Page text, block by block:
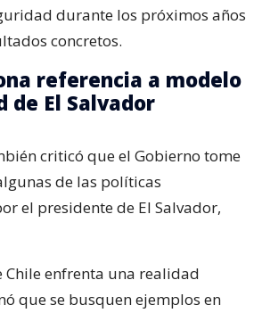
durante los próximos años
concretos.
referencia a modelo
de El Salvador
criticó que el Gobierno tome
de las políticas
el presidente de El Salvador,
Chile enfrenta una realidad
que se busquen ejemplos en